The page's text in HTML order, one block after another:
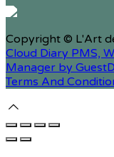
Copyright © L'Art
Cloud Diary PMS,
Manager by
Terms And